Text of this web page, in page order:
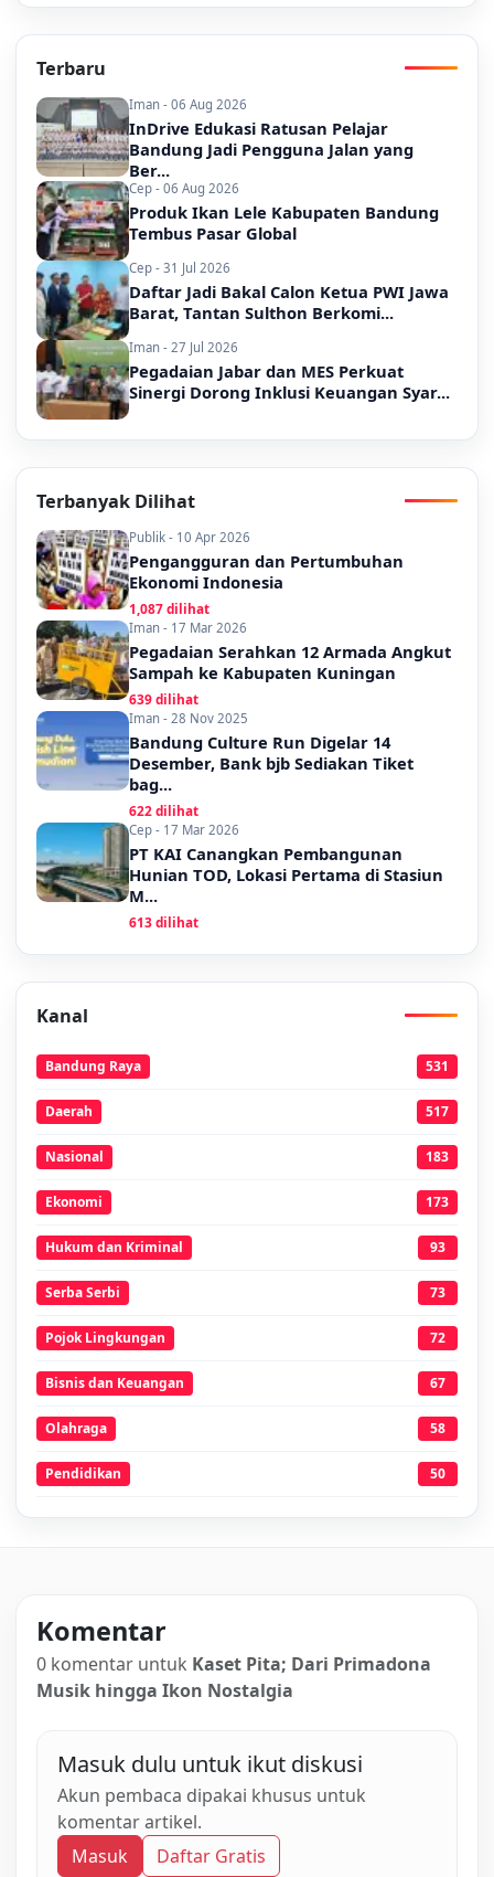
Terbaru
Iman - 06 Aug 2026
InDrive Edukasi Ratusan Pelajar
Bandung Jadi Pengguna Jalan yang
Ber...
Cep - 06 Aug 2026
Produk Ikan Lele Kabupaten Bandung
Tembus Pasar Global
Cep - 31 Jul 2026
Daftar Jadi Bakal Calon Ketua PWI Jawa
Barat, Tantan Sulthon Berkomi...
Iman - 27 Jul 2026
Pegadaian Jabar dan MES Perkuat
Sinergi Dorong Inklusi Keuangan Syar...
Terbanyak Dilihat
Publik - 10 Apr 2026
Pengangguran dan Pertumbuhan
Ekonomi Indonesia
1,087 dilihat
Iman - 17 Mar 2026
Pegadaian Serahkan 12 Armada Angkut
Sampah ke Kabupaten Kuningan
639 dilihat
Iman - 28 Nov 2025
Bandung Culture Run Digelar 14
Desember, Bank bjb Sediakan Tiket
bag...
622 dilihat
Cep - 17 Mar 2026
PT KAI Canangkan Pembangunan
Hunian TOD, Lokasi Pertama di Stasiun
M...
613 dilihat
Kanal
Bandung Raya 531
Daerah 517
Nasional 183
Ekonomi 173
Hukum dan Kriminal 93
Serba Serbi 73
Pojok Lingkungan 72
Bisnis dan Keuangan 67
Olahraga 58
Pendidikan 50
Komentar
0 komentar untuk Kaset Pita; Dari Primadona
Musik hingga Ikon Nostalgia
Masuk dulu untuk ikut diskusi
Akun pembaca dipakai khusus untuk
komentar artikel.
Masuk
Daftar Gratis